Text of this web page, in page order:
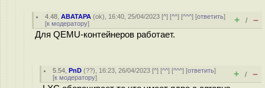
4.48 ,ABATAPA (ok), 16:40, 25/04/2023 [^] [^^] [^^^] [ответить]
[к модератору] + / –
Для QEMU-контейнеров работает.
5.54 ,PnD (??), 16:23, 26/04/2023 [^] [^^] [^^^] [ответить]
[к модератору] + / –